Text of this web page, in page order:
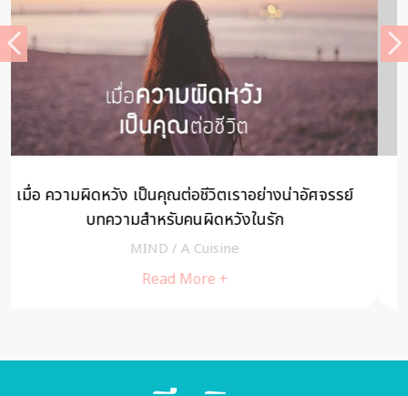
ทำงานอย่างไรให้มีความสุขทั้งทางโลกและทางธรรม
โดย ดร.วรภัทร์ ภู่เจริญ
สุขใจ/A Cuisine
Read More +